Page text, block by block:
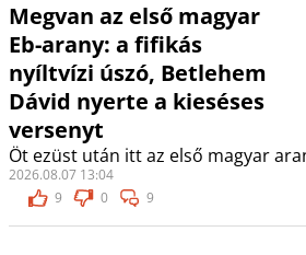
Megvan az első magyar
Eb-arany: a fifikás
nyíltvízi úszó, Betlehem
Dávid nyerte a kieséses
versenyt
Öt ezüst után itt az első magyar
2026.08.07 13:04
9
0 9